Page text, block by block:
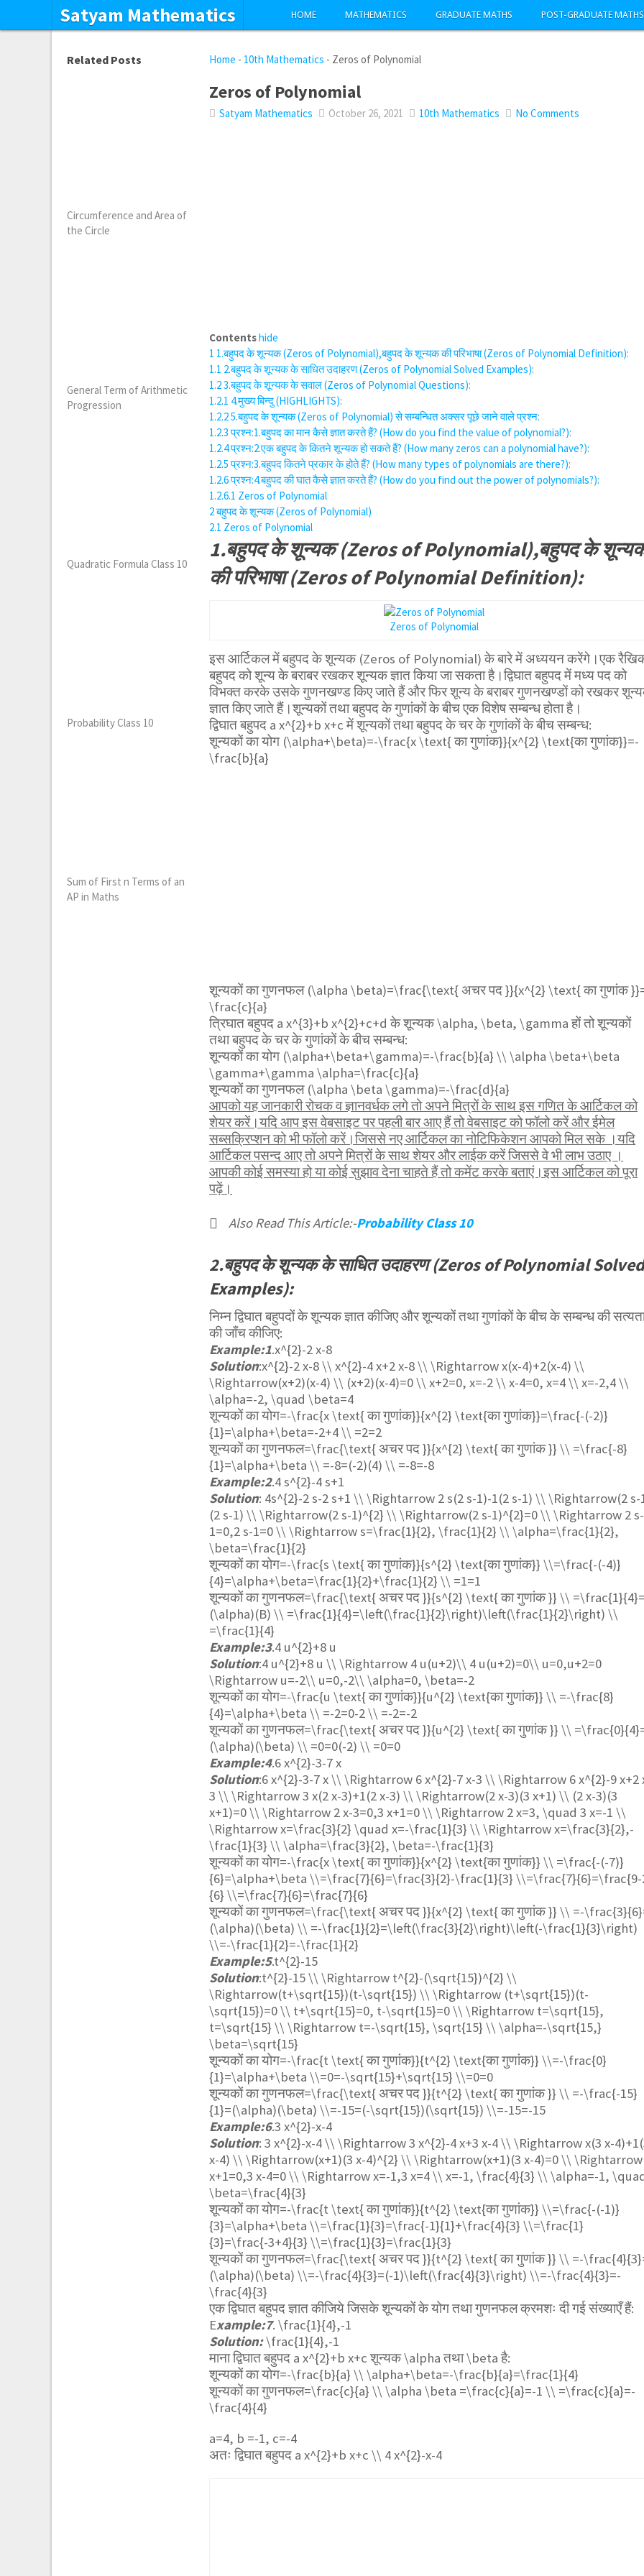
Satyam Mathematics HOME MATHEMATICS GRADUATE MATHS POST-GRADUATE MATHS
Home - 10th Mathematics - Zeros of Polynomial
Zeros of Polynomial
Satyam Mathematics October 26, 2021 10th Mathematics No Comments
Contentshide
1 1.बहुपद के शून्यक (Zeros of Polynomial),बहुपद के शून्यक की परिभाषा (Zeros of Polynomial Definition):
1.1 2.बहुपद के शून्यक के साधित उदाहरण (Zeros of Polynomial Solved Examples):
1.23.बहुपद के शून्यक के सवाल (Zeros of Polynomial Questions):
1.2.1 4.मुख्य बिन्दु (HIGHLIGHTS):
1.2.25.बहुपद के शून्यक (Zeros of Polynomial) से सम्बन्धित अक्सर पूछे जाने वाले प्रश्न:
1.2.3 प्रश्न:1.बहुपद का मान कैसे ज्ञात करते हैं? (How do you find the value of polynomial?):
1.2.4प्रश्न:2.एक बहुपद के कितने शून्यक हो सकते हैं? (How many zeros can a polynomial have?):
1.2.5 प्रश्न:3.बहुपद कितने प्रकार के होते हैं? (How many types of polynomials are there?):
1.2.6प्रश्न:4.बहुपद की घात कैसे ज्ञात करते हैं? (How do you find out the power of polynomials?):
1.2.6.1 Zeros of Polynomial
2बहुपद के शून्यक (Zeros of Polynomial)
2.1 Zeros of Polynomial
1.बहुपद के शून्यक (Zeros of Polynomial),बहुपद के
की परिभाषा (Zeros of Polynomial Definition):
Zeros of Polynomial
इस आर्टिकल में बहुपद के शून्यक (Zeros of Polynomial) के बारे में अध्ययन करेंगे।एक
बहुपद को शून्य के बराबर रखकर शून्यक ज्ञात किया जा सकता है।द्विघात बहुपद में मध्य पद को
विभक्त करके उसके गुणनखण्ड किए जाते हैं और फिर शून्य के बराबर गुणनखण्डों को रखकर
ज्ञात किए जाते हैं।शून्यकों तथा बहुपद के गुणांकों के बीच एक विशेष सम्बन्ध होता है।
द्विघात बहुपद a x^{2}+b x+c में शून्यकों तथा बहुपद के चर के गुणांकों के बीच सम्बन्ध:
शून्यकों का योग (\alpha+\beta)=-\frac{x \text{ का गुणांक}}{x^{2} \text{का गुणांक}}=-
\frac{b}{a}
शून्यकों का गुणनफल (\alpha \beta)=\frac{\text{ अचर पद }}{x^{2} \text{ का गुणांक
\frac{c}{a}
त्रिघात बहुपद a x^{3}+b x^{2}+c+d के शून्यक\alpha, \beta, \gamma हों तो शून्यकों
तथा बहुपद के चर के गुणांकों के बीच सम्बन्ध:
शून्यकों का योग (\alpha+\beta+\gamma)=-\frac{b}{a} \\ \alpha \beta+\beta
\gamma+\gamma \alpha=\frac{c}{a}
शून्यकों का गुणनफल (\alpha \beta \gamma)=-\frac{d}{a}
आपको यह जानकारी रोचक व ज्ञानवर्धक लगे तो अपने मित्रों के साथ इस गणित के आर्टिकल को
शेयर करें।यदि आप इस वेबसाइट पर पहली बार आए हैं तो वेबसाइट को फॉलो करें और ईमेल
सब्सक्रिप्शन को भी फॉलो करें।जिससे नए आर्टिकल का नोटिफिकेशन आपको मिल सके ।यदि
आर्टिकल पसन्द आए तो अपने मित्रों के साथ शेयर और लाईक करें जिससे वे भी लाभ उठाए ।
आपकी कोई समस्या हो या कोई सुझाव देना चाहते हैं तो कमेंट करके बताएं।इस आर्टिकल को पूरा
पढ़ें।
Also Read This Article:-Probability Class 10
2.बहुपद के शून्यक के साधित उदाहरण (Zeros of Polynomial
Examples):
निम्न द्विघात बहुपदों के शून्यक ज्ञात कीजिए और शून्यकों तथा गुणांकों के बीच के सम्बन्ध की
की जाँच कीजिए:
Example:1.x^{2}-2 x-8
Solution:x^{2}-2 x-8 \\ x^{2}-4 x+2 x-8 \\ \Rightarrow x(x-4)+2(x-4) \\
\Rightarrow(x+2)(x-4) \\ (x+2)(x-4)=0 \\ x+2=0, x=-2 \\ x-4=0, x=4 \\ x=-2,4 \\
\alpha=-2, \quad \beta=4
शून्यकों का योग=-\frac{x \text{ का गुणांक}}{x^{2} \text{का गुणांक}}=\frac{-(-2)}
{1}=\alpha+\beta=-2+4 \\ =2=2
शून्यकों का गुणनफल=\frac{\text{ अचर पद }}{x^{2} \text{ का गुणांक }} \\ =\frac{-8}
{1}=\alpha+\beta \\ =-8=(-2)(4) \\ =-8=-8
Example:2.4 s^{2}-4 s+1
Solution: 4s^{2}-2 s-2 s+1 \\ \Rightarrow 2 s(2 s-1)-1(2 s-1) \\ \Rightarrow(2 s-
(2 s-1) \\ \Rightarrow(2 s-1)^{2} \\ \Rightarrow(2 s-1)^{2}=0 \\ \Rightarrow 2 s-
1=0,2 s-1=0 \\ \Rightarrow s=\frac{1}{2}, \frac{1}{2} \\ \alpha=\frac{1}{2},
\beta=\frac{1}{2}
शून्यकों का योग=-\frac{s \text{ का गुणांक}}{s^{2} \text{का गुणांक}} \\=\frac{-(-4)}
{4}=\alpha+\beta=\frac{1}{2}+\frac{1}{2} \\ =1=1
शून्यकों का गुणनफल=\frac{\text{ अचर पद }}{s^{2} \text{ का गुणांक }} \\
(\alpha)(B) \\ =\frac{1}{4}=\left(\frac{1}{2}\right)\left(\frac{1}{2}\right) \\
=\frac{1}{4}
Example:3.4 u^{2}+8 u
Solution:4 u^{2}+8 u \\ \Rightarrow 4 u(u+2)\\ 4 u(u+2)=0\\ u=0,u+2=0
\Rightarrow u=-2\\ u=0,-2\\ \alpha=0, \beta=-2
शून्यकों का योग=-\frac{u \text{ का गुणांक}}{u^{2} \text{का गुणांक}} \\ =-\frac{8}
{4}=\alpha+\beta \\ =-2=0-2 \\ =-2=-2
शून्यकों का गुणनफल=\frac{\text{ अचर पद }}{u^{2} \text{ का गुणांक }} \\
(\alpha)(\beta) \\ =0=0(-2) \\ =0=0
Example:4.6 x^{2}-3-7 x
Solution:6 x^{2}-3-7 x \\ \Rightarrow 6 x^{2}-7 x-3 \\ \Rightarrow 6 x^{2}-9 x+2
3 \\ \Rightarrow 3 x(2 x-3)+1(2 x-3) \\ \Rightarrow(2 x-3)(3 x+1) \\ (2 x-3)(3
x+1)=0 \\ \Rightarrow 2 x-3=0,3 x+1=0 \\ \Rightarrow 2 x=3, \quad 3 x=-1 \\
\Rightarrow x=\frac{3}{2} \quad x=-\frac{1}{3} \\ \Rightarrow x=\frac{3}{2},-
\frac{1}{3} \\ \alpha=\frac{3}{2}, \beta=-\frac{1}{3}
शून्यकों का योग=-\frac{x \text{ का गुणांक}}{x^{2} \text{का गुणांक}} \\ =\frac{-(-7)}
{6}=\alpha+\beta \\=\frac{7}{6}=\frac{3}{2}-\frac{1}{3} \\=\frac{7}{6}=\frac{9-
{6} \\=\frac{7}{6}=\frac{7}{6}
शून्यकों का गुणनफल=\frac{\text{ अचर पद }}{x^{2} \text{ का गुणांक }} \\ =-
(\alpha)(\beta) \\ =-\frac{1}{2}=\left(\frac{3}{2}\right)\left(-\frac{1}{3}\right)
\\=-\frac{1}{2}=-\frac{1}{2}
Example:5.t^{2}-15
Solution:t^{2}-15 \\ \Rightarrow t^{2}-(\sqrt{15})^{2} \\
\Rightarrow(t+\sqrt{15})(t-\sqrt{15}) \\ \Rightarrow (t+\sqrt{15})(t-
\sqrt{15})=0 \\ t+\sqrt{15}=0, t-\sqrt{15}=0 \\ \Rightarrow t=\sqrt{15},
t=\sqrt{15} \\ \Rightarrow t=-\sqrt{15}, \sqrt{15} \\ \alpha=-\sqrt{15,}
\beta=\sqrt{15}
शून्यकों का योग=-\frac{t \text{ का गुणांक}}{t^{2} \text{का गुणांक}} \\=-\frac{0}
{1}=\alpha+\beta \\=0=-\sqrt{15}+\sqrt{15} \\=0=0
शून्यकों का गुणनफल=\frac{\text{ अचर पद }}{t^{2} \text{ का गुणांक }} \\ =-\frac{-15}
{1}=(\alpha)(\beta) \\=-15=(-\sqrt{15})(\sqrt{15}) \\=-15=-15
Example:6.3 x^{2}-x-4
Solution:3 x^{2}-x-4 \\ \Rightarrow 3 x^{2}-4 x+3 x-4 \\ \Rightarrow x(3 x-
x-4) \\ \Rightarrow(x+1)(3 x-4)^{2} \\ \Rightarrow(x+1)(3 x-4)=0 \\ \Rightarrow
x+1=0,3 x-4=0 \\ \Rightarrow x=-1,3 x=4 \\ x=-1, \frac{4}{3} \\ \alpha=-1,
\beta=\frac{4}{3}
शून्यकों का योग=-\frac{t \text{ का गुणांक}}{t^{2} \text{का गुणांक}} \\=\frac{-(-1)}
{3}=\alpha+\beta \\=\frac{1}{3}=\frac{-1}{1}+\frac{4}{3} \\=\frac{1}
{3}=\frac{-3+4}{3} \\=\frac{1}{3}=\frac{1}{3}
शून्यकों का गुणनफल=\frac{\text{ अचर पद }}{t^{2} \text{ का गुणांक }} \\ =-
(\alpha)(\beta) \\=-\frac{4}{3}=(-1)\left(\frac{4}{3}\right) \\=-\frac{4}{3}=-
\frac{4}{3}
एक द्विघात बहुपद ज्ञात कीजिये जिसके शून्यकों के योग तथा गुणनफल क्रमशः दी गई संख्याएँ हैं:
Example:7.\frac{1}{4},-1
Solution:\frac{1}{4},-1
माना द्विघात बहुपद a x^{2}+b x+c शून्यक\alpha तथा\beta है:
शून्यकों का योग=-\frac{b}{a} \\ \alpha+\beta=-\frac{b}{a}=\frac{1}{4}
शून्यकों का गुणनफल=\frac{c}{a} \\ \alpha \beta =\frac{c}{a}=-1 \\ =\frac{c}{a}=-
\frac{4}{4}
a=4, b =-1, c=-4
अतः द्विघात बहुपद a x^{2}+b x+c \\ 4 x^{2}-x-4
Related Posts
Circumference and Area of
the Circle
General Term of Arithmetic
Progression
Quadratic Formula Class 10
Probability Class 10
Sum of First n Terms of an
AP in Maths